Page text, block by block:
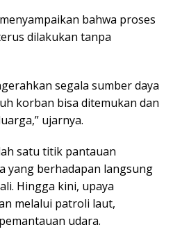
bahwa proses
dilakukan tanpa
segala sumber daya
korban bisa ditemukan dan
ujarnya.
satu titik pantauan
yang berhadapan langsung
Hingga kini, upaya
melalui patroli laut,
udara.